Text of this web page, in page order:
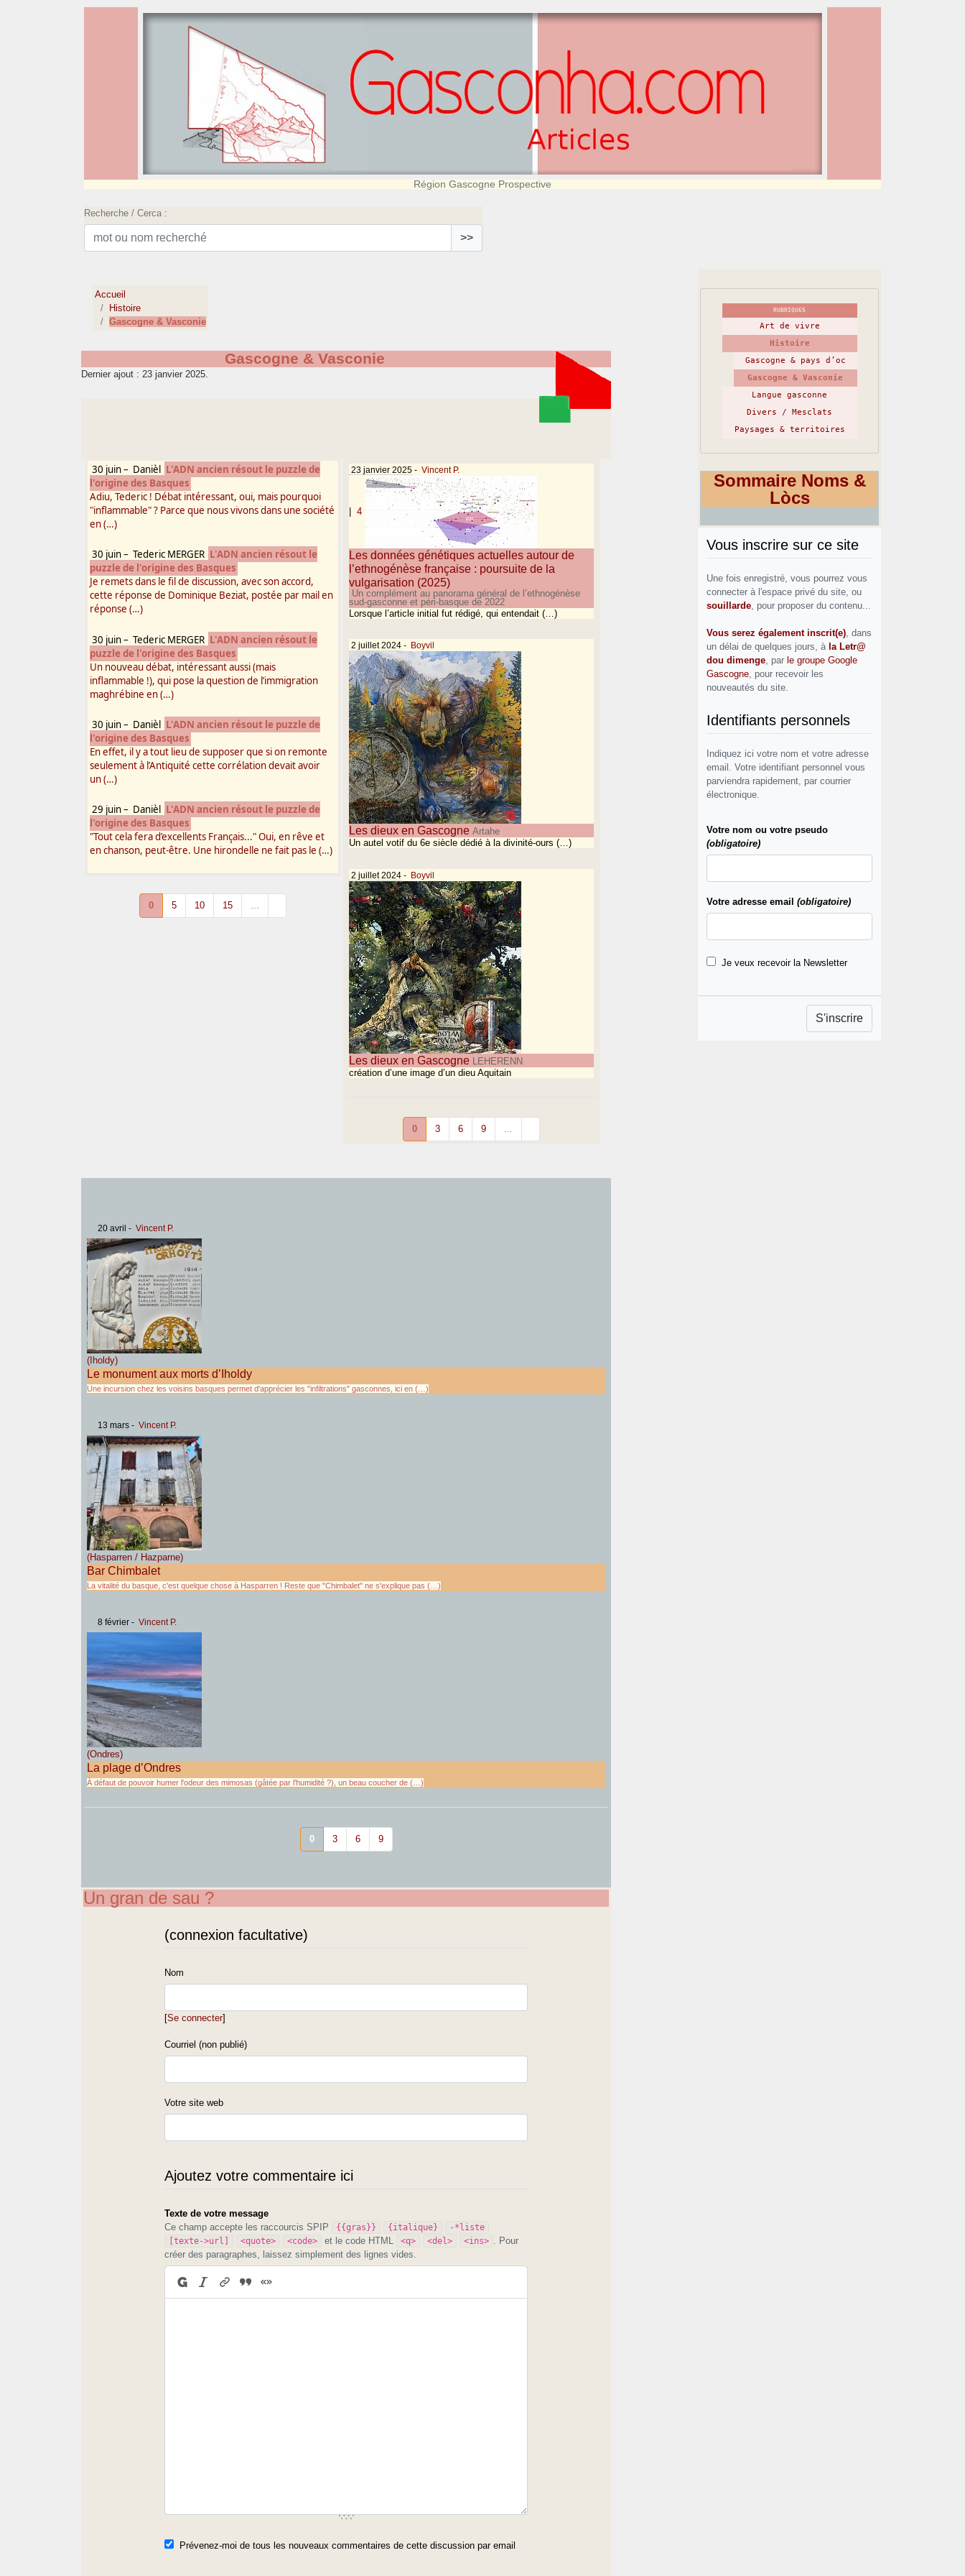
Région Gascogne Prospective
Recherche / Cerca :
>>
Accueil
Histoire
Gascogne & Vasconie
Gascogne & Vasconie
Dernier ajout : 23 janvier 2025.
30 juin– Danièl L'ADN ancien résout le puzzle de
l'origine des Basques
Adiu, Tederic ! Débat intéressant, oui, mais pourquoi
"inflammable" ? Parce que nous vivons dans une société
en (…)
30 juin– Tederic MERGER L'ADN ancien résout le
puzzle de l'origine des Basques
Je remets dans le fil de discussion, avec son accord,
cette réponse de Dominique Beziat, postée par mail en
réponse (…)
30 juin– Tederic MERGER L'ADN ancien résout le
puzzle de l'origine des Basques
Un nouveau débat, intéressant aussi (mais
inflammable !), qui pose la question de l’immigration
maghrébine en (…)
30 juin– Danièl L'ADN ancien résout le puzzle de
l'origine des Basques
En effet, il y a tout lieu de supposer que si on remonte
seulement à l’Antiquité cette corrélation devait avoir
un (…)
29 juin– Danièl L'ADN ancien résout le puzzle de
l'origine des Basques
"Tout cela fera d’excellents Français..." Oui, en rêve et
en chanson, peut-être. Une hirondelle ne fait pas le (…)
0 5 10 15
23 janvier 2025 - Vincent P.
4
Les données génétiques actuelles autour de
l’ethnogénèse française : poursuite de la
vulgarisation (2025)
Un complément au panorama général de l’ethnogénèse
sud-gasconne et péri-basque de 2022
Lorsque l’article initial fut rédigé, qui entendait (…)
2 juillet 2024 - Boyvil
Les dieux en Gascogne Artahe
Un autel votif du 6e siècle dédié à la divinité-ours (…)
2 juillet 2024 - Boyvil
Les dieux en Gascogne LEHERENN
création d’une image d’un dieu Aquitain
0 3 6 9 ...
20 avril - Vincent P.
(Iholdy)
Le monument aux morts d’Iholdy
Une incursion chez les voisins basques permet d'apprécier les "infiltrations" gasconnes, ici en (…)
13 mars- Vincent P.
(Hasparren / Hazparne)
Bar Chimbalet
La vitalité du basque, c'est quelque chose à Hasparren ! Reste que "Chimbalet" ne s'explique pas (…)
8 février- Vincent P.
(Ondres)
La plage d’Ondres
À défaut de pouvoir humer l'odeur des mimosas (gâtée par l'humidité ?), un beau coucher de (…)
0 3 6 9
Un gran de sau ?
(connexion facultative)
Nom
[Se connecter]
Courriel (non publié)
Votre site web
Ajoutez votre commentaire ici
Texte de votre message
Ce champ accepte les raccourcis SPIP
{{gras}} {italique}
-*liste
[texte->url]
<quote> <code> et le code HTML <q> <del> <ins> . Pour
créer des paragraphes, laissez simplement des lignes vides.
Prévenez-moi de tous les nouveaux commentaires de cette discussion par email
RUBRIQUES
Art de vivre
Histoire
Gascogne & pays d’oc
Gascogne & Vasconie
Langue gasconne
Divers / Mesclats
Paysages & territoires
Sommaire Noms &
Lòcs
Vous inscrire sur ce site
Une fois enregistré, vous pourrez vous
connecter à l'espace privé du site, ou
souillarde , pour proposer du contenu...
Vous serez également inscrit(e), dans
un délai de quelques jours, à la Letr@
dou dimenge, par le groupe Google
Gascogne, pour recevoir les
nouveautés du site.
Identifiants personnels
Indiquez ici votre nom et votre adresse
email. Votre identifiant personnel vous
parviendra rapidement, par courrier
électronique.
Votre nom ou votre pseudo
(obligatoire)
Votre adresse email (obligatoire)
Je veux recevoir la Newsletter